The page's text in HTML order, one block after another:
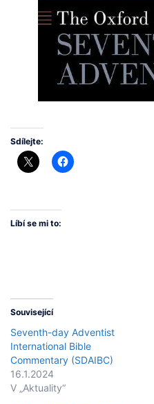
Sdílejte:
Líbí se mi to:
Související
Seventh-day Adventist
International Bible
Commentary (SDAIBC)
16.1.2024
V „Aktuality“